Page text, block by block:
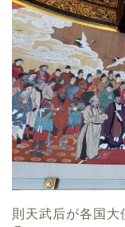
則天武后が各国大